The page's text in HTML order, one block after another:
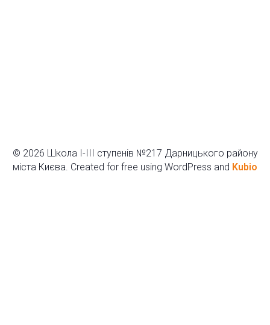
© 2026 Школа І-ІІІ ступенів №217 Дарницького району
міста Києва. Created for free using WordPress and Kubio